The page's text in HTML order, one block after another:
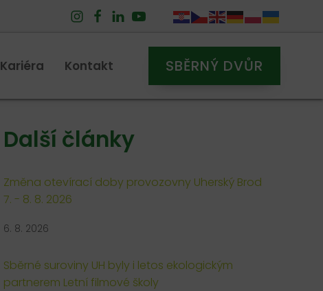
Kariéra Kontakt SBĚRNÝ DVŮR
Další články
Změna otevírací doby provozovny Uherský Brod
7. - 8. 8. 2026
6. 8. 2026
Sběrné suroviny UH byly i letos ekologickým
partnerem Letní filmové školy